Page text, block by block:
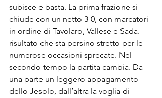
subisce e basta. La prima frazione si
chiude con un netto 3-0, con marcatori
in ordine di Tavolaro, Vallese e Sada.
risultato che sta persino stretto per le
numerose occasioni sprecate. Nel
secondo tempo la partita cambia. Da
una parte un leggero appagamento
dello Jesolo, dall’altra la voglia di